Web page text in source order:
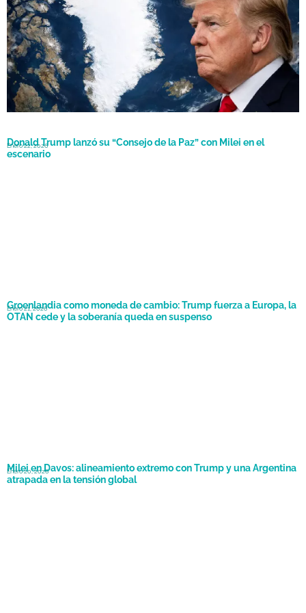
Donald Trump lanzó su “Consejo de la Paz” con Milei en el
escenario
Enero 22, 2026
Groenlandia como moneda de cambio: Trump fuerza a Europa, la
OTAN cede y la soberanía queda en suspenso
Enero 21, 2026
Milei en Davos: alineamiento extremo con Trump y una Argentina
atrapada en la tensión global
Enero 20, 2026